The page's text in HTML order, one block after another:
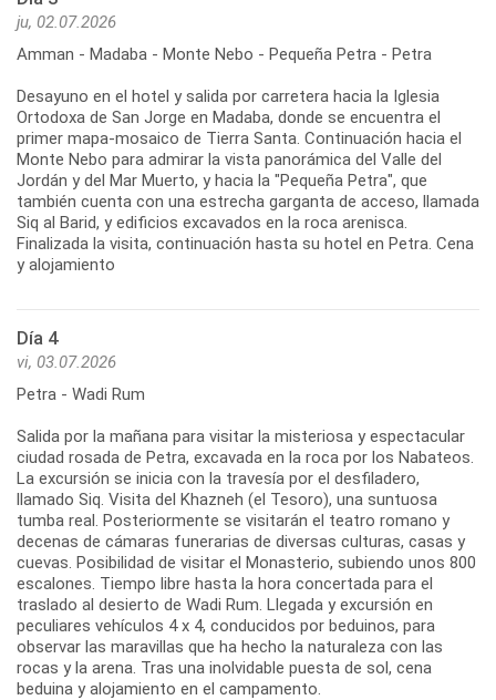
ju, 02.07.2026
Amman - Madaba - Monte Nebo - Pequeña Petra - Petra
Desayuno en el hotel y salida por carretera hacia la Iglesia
Ortodoxa de San Jorge en Madaba, donde se encuentra el
primer mapa-mosaico de Tierra Santa. Continuación hacia el
Monte Nebo para admirar la vista panorámica del Valle del
Jordán y del Mar Muerto, y hacia la "Pequeña Petra", que
también cuenta con una estrecha garganta de acceso, llamada
Siq al Barid, y edificios excavados en la roca arenisca.
Finalizada la visita, continuación hasta su hotel en Petra. Cena
y alojamiento
Día 4
vi, 03.07.2026
Petra - Wadi Rum
Salida por la mañana para visitar la misteriosa y espectacular
ciudad rosada de Petra, excavada en la roca por los Nabateos.
La excursión se inicia con la travesía por el desfiladero,
llamado Siq. Visita del Khazneh (el Tesoro), una suntuosa
tumba real. Posteriormente se visitarán el teatro romano y
decenas de cámaras funerarias de diversas culturas, casas y
cuevas. Posibilidad de visitar el Monasterio, subiendo unos 800
escalones. Tiempo libre hasta la hora concertada para el
traslado al desierto de Wadi Rum. Llegada y excursión en
peculiares vehículos 4 x 4, conducidos por beduinos, para
observar las maravillas que ha hecho la naturaleza con las
rocas y la arena. Tras una inolvidable puesta de sol, cena
beduina y alojamiento en el campamento.